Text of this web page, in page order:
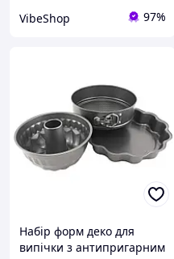
VibeShop 97%
Набір форм деко для
випічки з антипригарним